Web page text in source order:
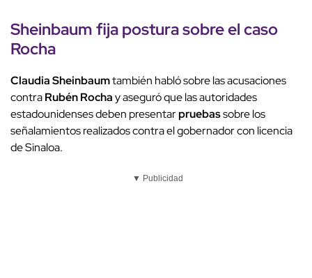
Sheinbaum fija postura sobre el caso
Rocha
Claudia Sheinbaumtambién habló sobre las acusaciones
contraRubén Rochay aseguró que las autoridades
estadounidenses deben presentarpruebassobre los
señalamientos realizados contra el gobernador con licencia
de Sinaloa.
▼ Publicidad